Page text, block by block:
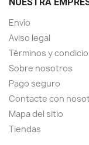
NUESTRA
Envío
Aviso legal
Términos y
Sobre nosotros
Pago seguro
Contacte con
Mapa del sitio
Tiendas